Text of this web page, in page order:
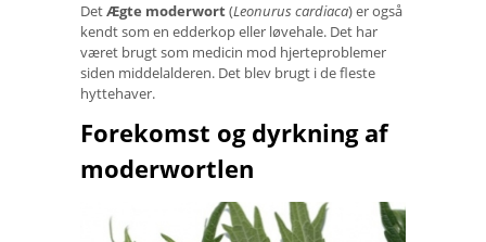
DetÆgte moderwort(Leonurus cardiaca) er også
kendt som en edderkop eller løvehale. Det har
været brugt som medicin mod hjerteproblemer
siden middelalderen. Det blev brugt i de fleste
hyttehaver.
Forekomst og dyrkning af
moderwortlen